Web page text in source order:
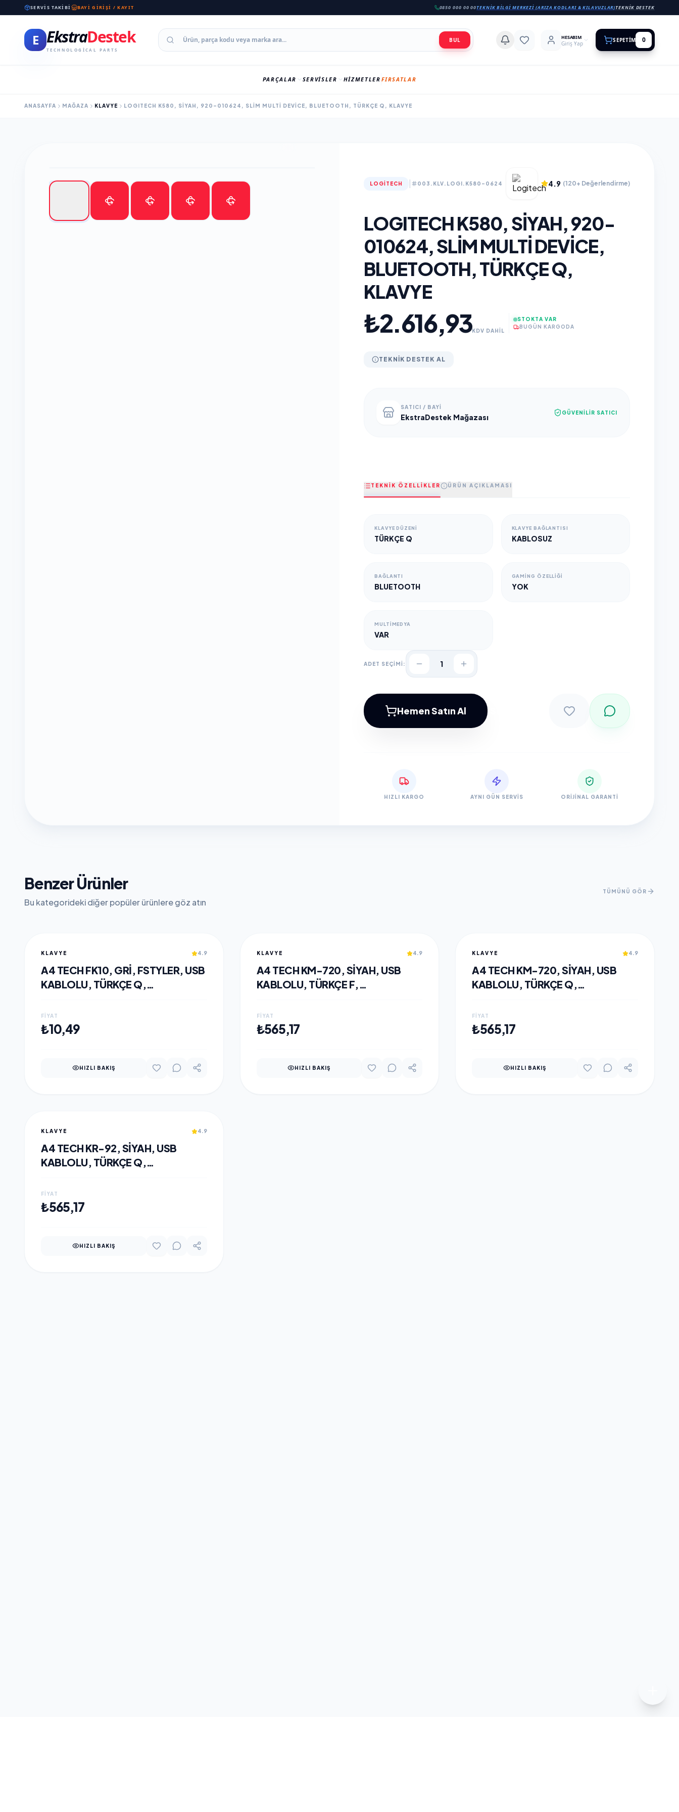
SERVIS TAKIBI BAYI GIRIŞI / KAYIT 0850 000 00 00TEKNIK BILGI MERKEZI (ARIZA KODLARI & KILAVUZLAR)TEKNIK DESTEK
E EkstraDestek
TECHNOLOGICAL PARTS
BUL HESABIM
Giriş Yap SEPETIM 0
PARÇALAR SERVISLER HIZMETLER FIRSATLAR
ANASAYFA MAĞAZA KLAVYE LOGITECH K580, SIYAH, 920-010624, SLIM MULTI DEVICE, BLUETOOTH, TÜRKÇE Q, KLAVYE
LOGITECH 003.KLV.LOGI.K580-0624 4.9 (120+ Değerlendirme)
LOGITECH K580, SIYAH, 920-
010624, SLIM MULTI DEVICE,
BLUETOOTH, TÜRKÇE Q,
KLAVYE
₺2.616,93KDV DAHİL
STOKTA VAR
BUGÜN KARGODA
TEKNIK DESTEK AL
SATICI / BAYI
EkstraDestek Mağazası GÜVENILIR SATICI
TEKNİK ÖZELLİKLER ÜRÜN AÇIKLAMASI
KLAVYE DÜZENI
TÜRKÇE Q
KLAVYE BAĞLANTISI
KABLOSUZ
BAĞLANTI
BLUETOOTH
GAMING ÖZELLIĞI
YOK
MULTIMEDYA
VAR
ADET SEÇİMİ: 1
Hemen Satın Al
HIZLI KARGO AYNI GÜN SERVIS ORIJINAL GARANTI
Benzer Ürünler
Bu kategorideki diğer popüler ürünlere göz atın
TÜMÜNÜ GÖR
KLAVYE 4.9
A4 TECH FK10, GRI, FSTYLER, USB
KABLOLU, TÜRKÇE Q,
FIYAT
₺10,49
HIZLI BAKIŞ
KLAVYE 4.9
A4 TECH KM-720, SIYAH, USB
KABLOLU, TÜRKÇE F,
FIYAT
₺565,17
HIZLI BAKIŞ
KLAVYE 4.9
A4 TECH KM-720, SIYAH, USB
KABLOLU, TÜRKÇE Q,
FIYAT
₺565,17
HIZLI BAKIŞ
KLAVYE 4.9
A4 TECH KR-92, SIYAH, USB
KABLOLU, TÜRKÇE Q,
FIYAT
₺565,17
HIZLI BAKIŞ